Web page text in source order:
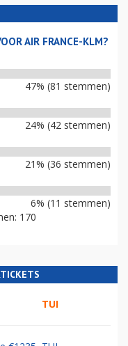
AIR FRANCE-KLM?
47% (81 stemmen)
24% (42 stemmen)
21% (36 stemmen)
6% (11 stemmen)
170
TUI